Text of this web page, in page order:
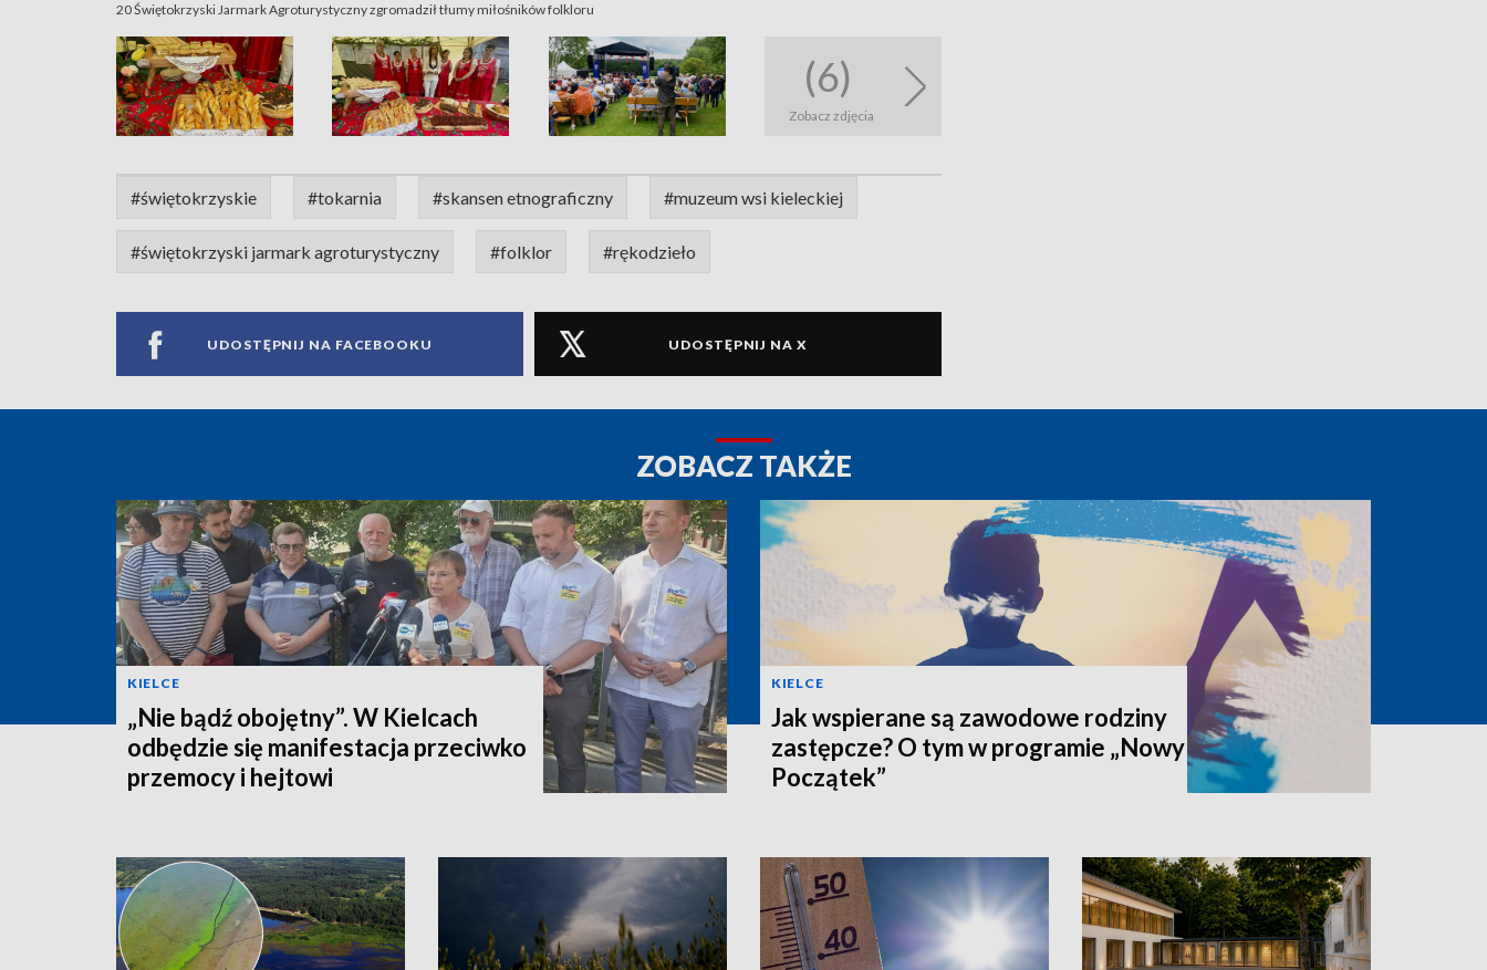
20 Świętokrzyski Jarmark Agroturystyczny zgromadził tłumy miłośników folkloru
(6)
Zobacz zdjęcia
#świętokrzyskie #tokarnia #skansen etnograficzny #muzeum wsi kieleckiej
#świętokrzyski jarmark agroturystyczny #folklor #rękodzieło
UDOSTĘPNIJ NA FACEBOOKU UDOSTĘPNIJ NA X
ZOBACZ TAKŻE
KIELCE
„Nie bądź obojętny”. W Kielcach
odbędzie się manifestacja przeciwko
przemocy i hejtowi
KIELCE
Jak wspierane są zawodowe rodziny
zastępcze? O tym w programie „Nowy
Początek”